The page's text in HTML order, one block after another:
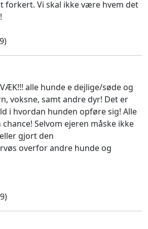
forkert. Vi skal ikke være hvem det
alle hunde e dejlige/søde og
voksne, samt andre dyr! Det er
i hvordan hunden opføre sig! Alle
Selvom ejeren måske ikke
gjort den
overfor andre hunde og